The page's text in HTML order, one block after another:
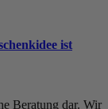
ist
Beratung dar. Wir